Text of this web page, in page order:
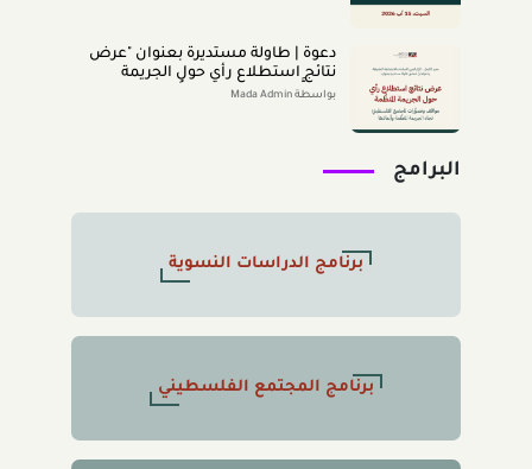
دعوة | طاولة مستديرة بعنوان "عرض
نتائج استطلاع رأي حول الجريمة
المنظَّمة- مواقف وتصوُّرات المجتمع
بواسطة Mada Admin
البرامج
برنامج الدراسات النسوية
برنامج المجتمع الفلسطيني